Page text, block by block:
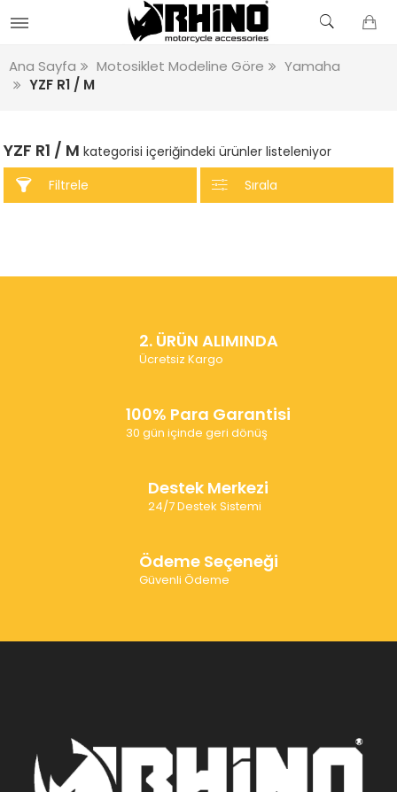
Ana Sayfa Motosiklet Modeline Göre
Yamaha
YZF R1 / M
YZF R1 / M kategorisi içeriğindeki ürünler listeleniyor
Filtrele
Sırala
2. ÜRÜN ALIMINDA
Ücretsiz Kargo
100% Para Garantisi
30 gün içinde geri dönüş
Destek Merkezi
24/7 Destek Sistemi
Ödeme Seçeneği
Güvenli Ödeme